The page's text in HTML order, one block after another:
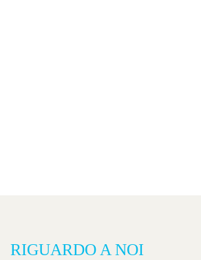
RIGUARDO A NOI